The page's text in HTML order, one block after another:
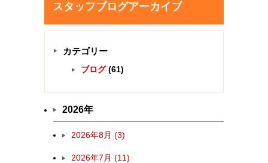
スタッフブログアーカイブ
カテゴリー
ブログ(61)
2026年
2026年8月 (3)
2026年7月 (11)